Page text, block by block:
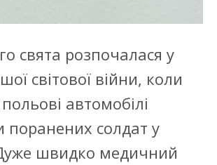
свята розпочалася у
світової війни, коли
автомобілі
поранених солдат у
Дуже швидко медичний